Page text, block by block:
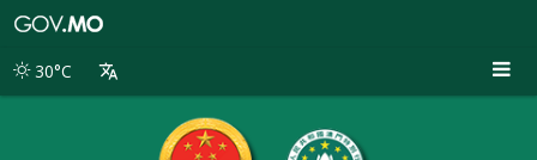
別
30°C